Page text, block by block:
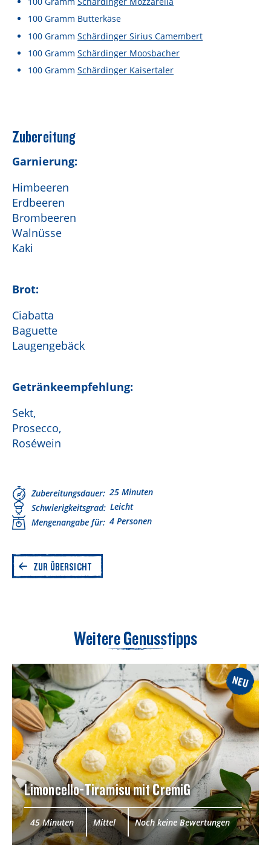
Nachhaltigkeitsbericht
Lebensmittel sind kostbar!
Verantwortungsvoller Milchgenuss
100 Gramm Butterkäse
100 Gramm Schärdinger Sirius Camembert
100 Gramm Schärdinger Moosbacher
100 Gramm Schärdinger Kaisertaler
Zubereitung
Garnierung:
Himbeeren
Erdbeeren
Brombeeren
Walnüsse
Kaki
Brot:
Ciabatta
Baguette
Laugengebäck
Getränkeempfehlung:
Sekt,
Prosecco,
Roséwein
Zubereitungsdauer 25 Minuten
Schwierigkeitsgrad Leicht
Mengenangabe für 4 Personen
ZUR ÜBERSICHT
Weitere Genusstipps
NEU
Limoncello-Tiramisu mit CremiG
45 Minuten Mittel Noch keine Bewertungen